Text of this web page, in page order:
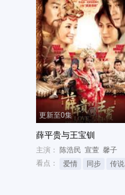
更新至0集
薛平贵与王宝钏
主演： 陈浩民 宣萱 馨子
看点：
爱情 同步 传说